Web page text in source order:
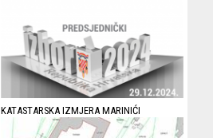
KATASTARSKA IZMJERA MARINIĆI